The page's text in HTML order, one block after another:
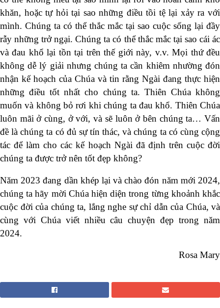
khăn, hoặc tự hỏi tại sao những điều tồi tệ lại xảy ra với
mình. Chúng ta có thể thắc mắc tại sao cuộc sống lại đầy
rẫy những trở ngại. Chúng ta có thể thắc mắc tại sao cái ác
và đau khổ lại tồn tại trên thế giới này, v.v. Mọi thứ đều
không dễ lý giải nhưng chúng ta cần khiêm nhường đón
nhận kế hoạch của Chúa và tin rằng Ngài đang thực hiện
những điều tốt nhất cho chúng ta. Thiên Chúa không
muốn và không bỏ rơi khi chúng ta đau khổ. Thiên Chúa
luôn mãi ở cùng, ở với, và sẽ luôn ở bên chúng ta… Vấn
đề là chúng ta có đủ sự tín thác, và chúng ta có cùng cộng
tác để làm cho các kế hoạch Ngài đã định trên cuộc đời
chúng ta được trở nên tốt đẹp không?
Năm 2023 đang dần khép lại và chào đón năm mới 2024,
chúng ta hãy mời Chúa hiện diện trong từng khoảnh khắc
cuộc đời của chúng ta, lắng nghe sự chỉ dẫn của Chúa, và
cùng với Chúa viết nhiều câu chuyện đẹp trong năm
2024.
Rosa Mary